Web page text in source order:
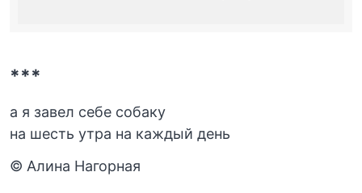
***
а я завел себе собаку
на шесть утра на каждый день
© Алина Нагорная